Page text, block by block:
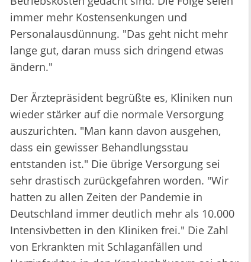
immer mehr Kostensenkungen und
Personalausdünnung. "Das geht nicht mehr
lange gut, daran muss sich dringend etwas
ändern."
Der Ärztepräsident begrüßte es, Kliniken nun
wieder stärker auf die normale Versorgung
auszurichten. "Man kann davon ausgehen,
dass ein gewisser Behandlungsstau
entstanden ist." Die übrige Versorgung sei
sehr drastisch zurückgefahren worden. "Wir
hatten zu allen Zeiten der Pandemie in
Deutschland immer deutlich mehr als 10.000
Intensivbetten in den Kliniken frei." Die Zahl
von Erkrankten mit Schlaganfällen und